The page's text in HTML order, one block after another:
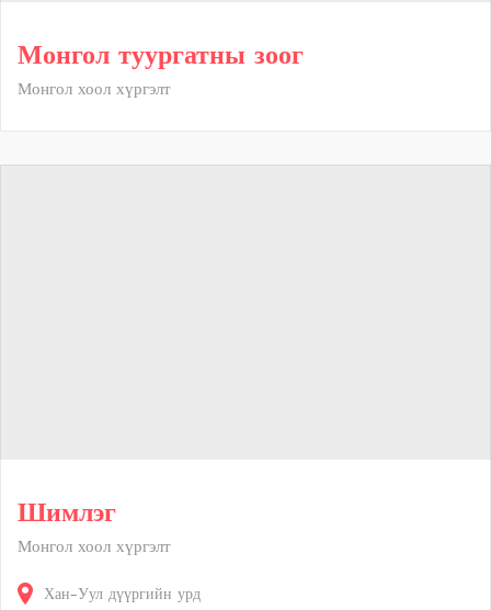
Монгол туургатны зоог
Монгол хоол хүргэлт
Шимлэг
Монгол хоол хүргэлт
Хан-Уул дүүргийн урд